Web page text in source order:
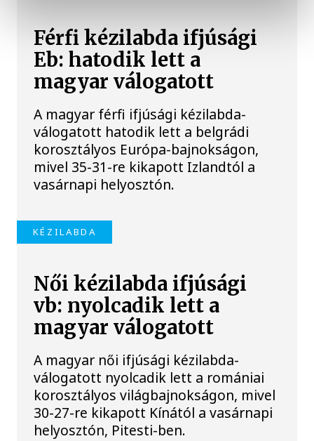
Férfi kézilabda ifjúsági
Eb: hatodik lett a
magyar válogatott
A magyar férfi ifjúsági kézilabda-
válogatott hatodik lett a belgrádi
korosztályos Európa-bajnokságon,
mivel 35-31-re kikapott Izlandtól a
vasárnapi helyosztón.
KÉZILABDA
Női kézilabda ifjúsági
vb: nyolcadik lett a
magyar válogatott
A magyar női ifjúsági kézilabda-
válogatott nyolcadik lett a romániai
korosztályos világbajnokságon, mivel
30-27-re kikapott Kínától a vasárnapi
helyosztón, Pitesti-ben.